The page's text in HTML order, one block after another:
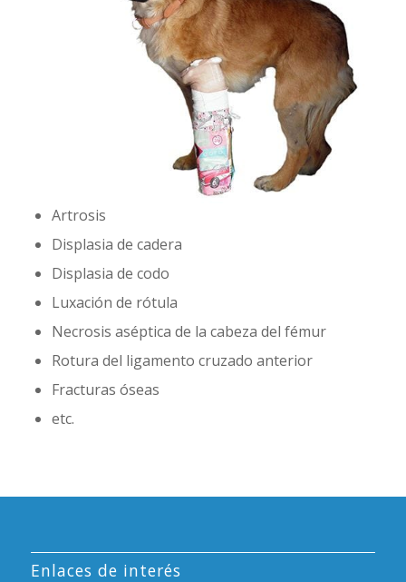
Artrosis
Displasia de cadera
Displasia de codo
Luxación de rótula
Necrosis aséptica de la cabeza del fémur
Rotura del ligamento cruzado anterior
Fracturas óseas
etc.
Enlaces de interés